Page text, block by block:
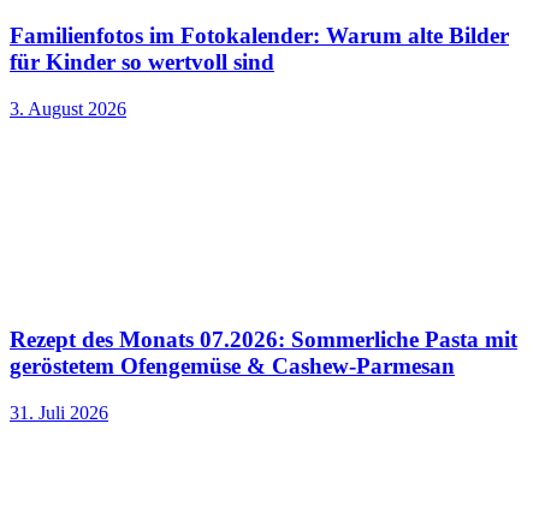
Familienfotos im Fotokalender: Warum alte Bilder
für Kinder so wertvoll sind
3. August 2026
Rezept des Monats 07.2026: Sommerliche Pasta mit
geröstetem Ofengemüse & Cashew-Parmesan
31. Juli 2026